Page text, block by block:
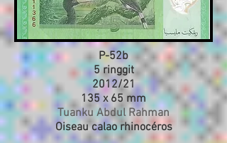
P-52b
5 ringgit
2012/21
135 x 65 mm
Tuanku Abdul Rahman
Oiseau calao rhinocéros